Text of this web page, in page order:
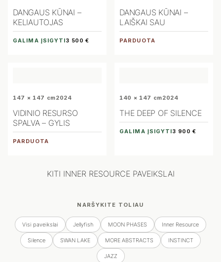
DANGAUS KŪNAI –
KELIAUTOJAS
GALIMA ĮSIGYTI3 500 €
DANGAUS KŪNAI –
LAIŠKAI SAU
PARDUOTA
147 × 147 cm2024
VIDINIO RESURSO
SPALVA – GYLIS
PARDUOTA
140 × 147 cm2024
THE DEEP OF SILENCE
GALIMA ĮSIGYTI3 900 €
KITI INNER RESOURCE PAVEIKSLAI
NARŠYKITE TOLIAU
Visi paveikslai Jellyfish MOON PHASES Inner Resource
Silence SWAN LAKE MORE ABSTRACTS INSTINCT
JAZZ